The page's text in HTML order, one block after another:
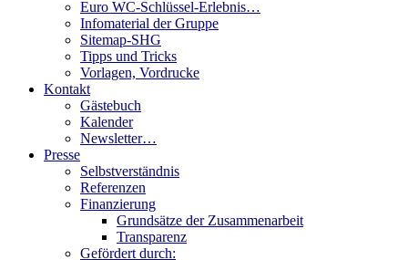
Euro WC-Schlüssel-Erlebnis…
Infomaterial der Gruppe
Sitemap-SHG
Tipps und Tricks
Vorlagen, Vordrucke
Kontakt
Gästebuch
Kalender
Newsletter…
Presse
Selbstverständnis
Referenzen
Finanzierung
Grundsätze der Zusammenarbeit
Transparenz
Gefördert durch: